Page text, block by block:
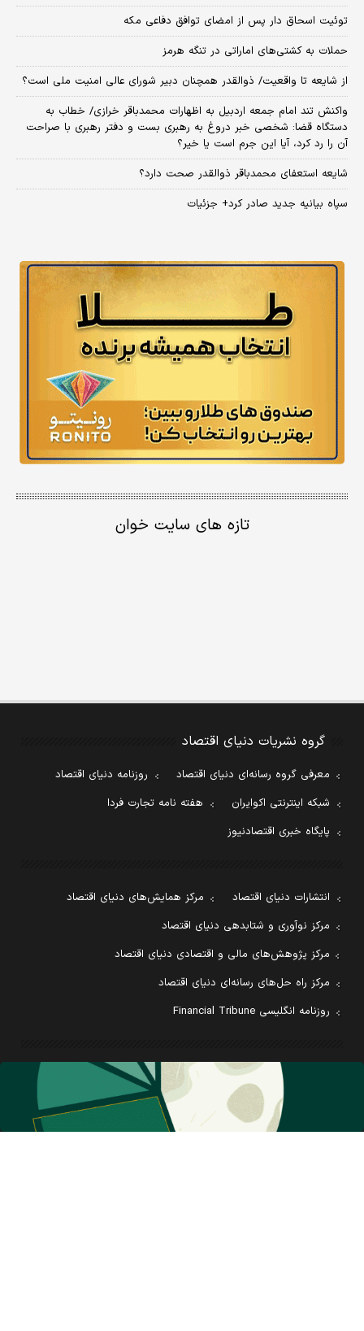
توئیت اسحاق دار پس از امضای توافق دفاعی مکه
حملات به کشتی‌های اماراتی در تنگه هرمز
از شایعه تا واقعیت/ ذوالقدر همچنان دبیر شورای ‌عالی امنیت ملی است؟
واکنش تند امام جمعه اردبیل به اظهارات محمدباقر خرازی/ خطاب به
دستگاه قضا: شخصی خبر دروغ به رهبری بست و دفتر رهبری با صراحت
آن را رد کرد، آیا این جرم است یا خیر؟
شایعه استعفای محمدباقر ذوالقدر صحت دارد؟
سپاه بیانیه جدید صادر کرد+ جزئیات
تازه های سایت خوان
گروه نشریات دنیای اقتصاد
معرفی گروه رسانه‌ای دنیای اقتصاد
روزنامه دنیای اقتصاد
شبکه اینترنتی اکوایران
هفته نامه تجارت فردا
پایگاه خبری اقتصادنیوز
انتشارات دنیای اقتصاد
مرکز همایش‌های دنیای اقتصاد
مرکز نوآوری و شتابدهی دنیای اقتصاد
مرکز پژوهش‌های مالی و اقتصادی دنیای اقتصاد
مرکز راه حل‌های رسانه‌ای دنیای اقتصاد
روزنامه انگلیسی Financial Tribune
تماس با ما تبلیغات اشتراک
سرپرستی استان ها
همکاری با ما